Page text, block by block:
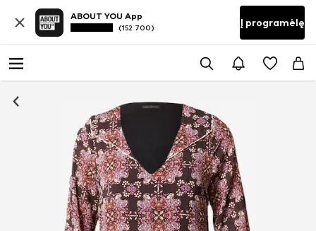
ABOUT YOU App
(152 700) Į programėlę